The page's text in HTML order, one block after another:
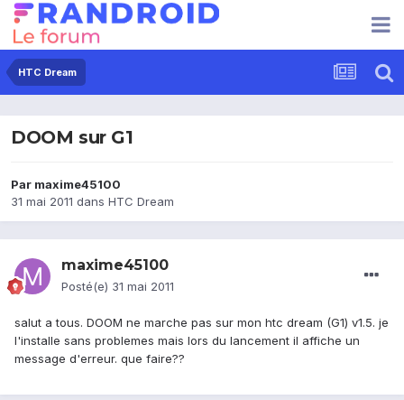
HTC Dream
DOOM sur G1
Par maxime45100
31 mai 2011 dans HTC Dream
maxime45100
Posté(e) 31 mai 2011
salut a tous. DOOM ne marche pas sur mon htc dream (G1) v1.5. je
l'installe sans problemes mais lors du lancement il affiche un
message d'erreur. que faire??